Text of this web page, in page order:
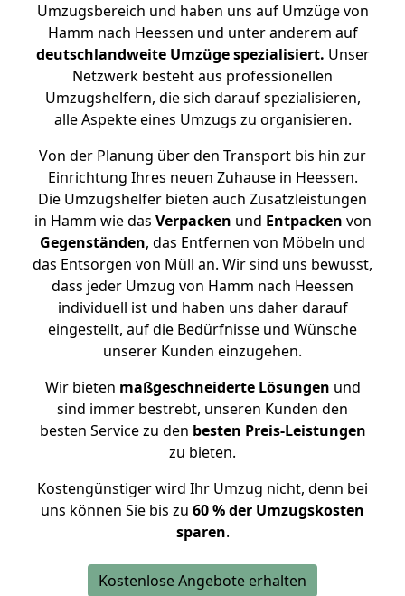
Umzugsbereich und haben uns auf Umzüge von
Hamm nach Heessen und unter anderem auf
deutschlandweite Umzüge spezialisiert. Unser
Netzwerk besteht aus professionellen
Umzugshelfern, die sich darauf spezialisieren,
alle Aspekte eines Umzugs zu organisieren.
Von der Planung über den Transport bis hin zur
Einrichtung Ihres neuen Zuhause in Heessen.
Die Umzugshelfer bieten auch Zusatzleistungen
in Hamm wie das Verpacken und Entpacken von
Gegenständen, das Entfernen von Möbeln und
das Entsorgen von Müll an. Wir sind uns bewusst,
dass jeder Umzug von Hamm nach Heessen
individuell ist und haben uns daher darauf
eingestellt, auf die Bedürfnisse und Wünsche
unserer Kunden einzugehen.
Wir bieten maßgeschneiderte Lösungen und
sind immer bestrebt, unseren Kunden den
besten Service zu den besten Preis-Leistungen
zu bieten.
Kostengünstiger wird Ihr Umzug nicht, denn bei
uns können Sie bis zu 60 % der Umzugskosten
sparen.
Kostenlose Angebote erhalten